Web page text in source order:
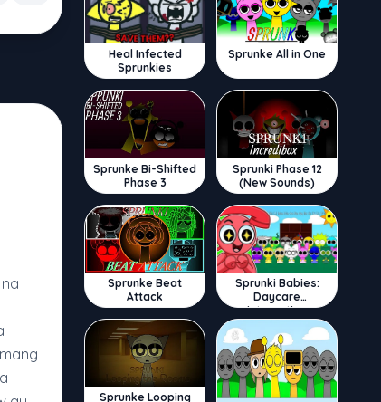
Heal Infected
Sprunkies
Sprunke All in One
Sprunke Bi-Shifted
Phase 3
Sprunki Phase 12
(New Sounds)
Sprunke Beat
Attack
Sprunki Babies:
Daycare
Interactive
Sprunke Looping